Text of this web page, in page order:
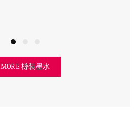
MORE 樽裝墨水